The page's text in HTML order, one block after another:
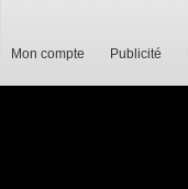
Mon compte Publicité